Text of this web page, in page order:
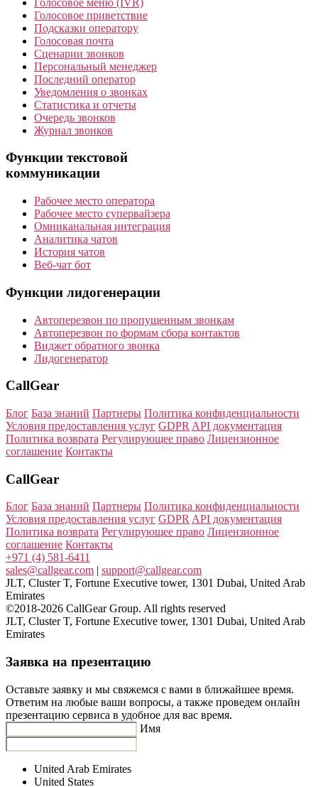
Голосовое приветствие
Подсказки оператору
Голосовая почта
Сценарии звонков
Персональный менеджер
Последний оператор
Уведомления о звонках
Статистика и отчеты
Очередь звонков
Журнал звонков
Функции текстовой
коммуникации
Рабочее место оператора
Рабочее место супервайзера
Омниканальная интеграция
Аналитика чатов
История чатов
Веб-чат бот
Функции лидогенерации
Автоперезвон по пропущенным звонкам
Автоперезвон по формам сбора контактов
Виджет обратного звонка
Лидогенератор
CallGear
Блог База знаний Партнеры Политика конфиденциальности
Условия предоставления услуг GDPR API документация
Политика возврата Регулирующее право Лицензионное
соглашение Контакты
CallGear
Блог База знаний Партнеры Политика конфиденциальности
Условия предоставления услуг GDPR API документация
Политика возврата Регулирующее право Лицензионное
соглашение Контакты
+971 (4) 581-6411
sales@callgear.com | support@callgear.com
JLT, Cluster T, Fortune Executive tower, 1301 Dubai, United Arab
Emirates
©2018-2026 CallGear Group. All rights reserved
JLT, Cluster T, Fortune Executive tower, 1301 Dubai, United Arab
Emirates
Заявка на презентацию
Оставьте заявку и мы свяжемся с вами в ближайшее время.
Ответим на любые ваши вопросы, а также проведем онлайн
презентацию сервиса в удобное для вас время.
Имя
United Arab Emirates
United States